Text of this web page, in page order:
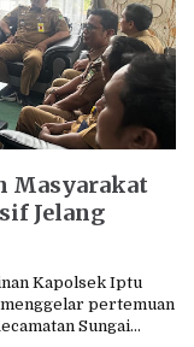
Masyarakat
Jelang
Kapolsek Iptu
pertemuan
Sungai...